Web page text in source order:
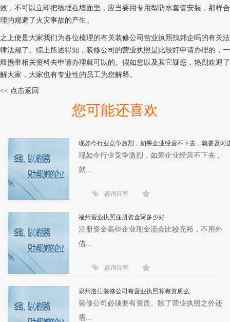
效，不可以立即把线埋在墙面里，应当要用专用型防水套管安裝，那样合
理的规避了火灾事故的产生。
之上便是大家我们为各位梳理的有关装修公司营业执照找邦企吗的有关法
律法规了。综上所述得知，装修公司的营业执照是比较好申请办理的，一
般携带相关资料去申请办理就可以的。假如您以及其它疑惑，热烈欢迎了
解大家，大家也有专业性的员工为您解释。
<< 点击返回
您可能还喜欢
现如今行业竞争激烈，如果企业经营不下去，就要及
现如今行业竞争激烈，如果企业经营不下去，
就...
咨询问答
福州营业执照注册资金写多少好
注册资金高些企业现金流会比较充裕，不用外
借...
咨询问答
泉州洛江装修公司有营业执照算有资质么
装修公司必须要有资质。除了营业执照之外还
需...